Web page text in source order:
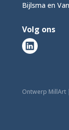
Bijlsma en
Volg ons
Ontwerp MillArt